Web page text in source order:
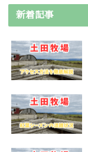
新着記事